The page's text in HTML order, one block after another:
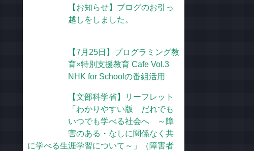
【お知らせ】ブログのお引っ
越しをしました。
【7月25日】プログラミング教
育×特別支援教育 Cafe Vol.3
NHK for Schoolの番組活用
【文部科学省】リーフレット
「わかりやすい版 だれでも
いつでも学べる社会へ ～障
害のある・なしに関係なく共
に学べる生涯学習について～」（障害者